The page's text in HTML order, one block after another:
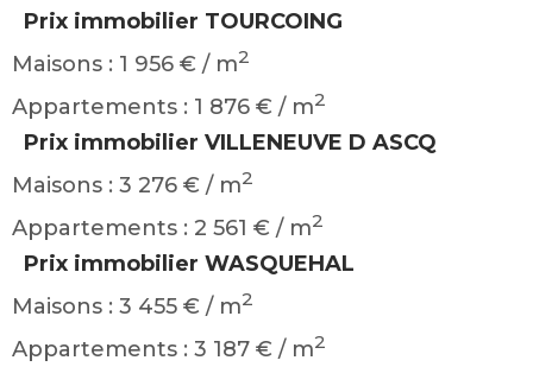
Prix immobilier TOURCOING
Maisons : 1 956 € / m2
Appartements : 1 876 € / m2
Prix immobilier VILLENEUVE D ASCQ
Maisons : 3 276 € / m2
Appartements : 2 561 € / m2
Prix immobilier WASQUEHAL
Maisons : 3 455 € / m2
Appartements : 3 187 € / m2